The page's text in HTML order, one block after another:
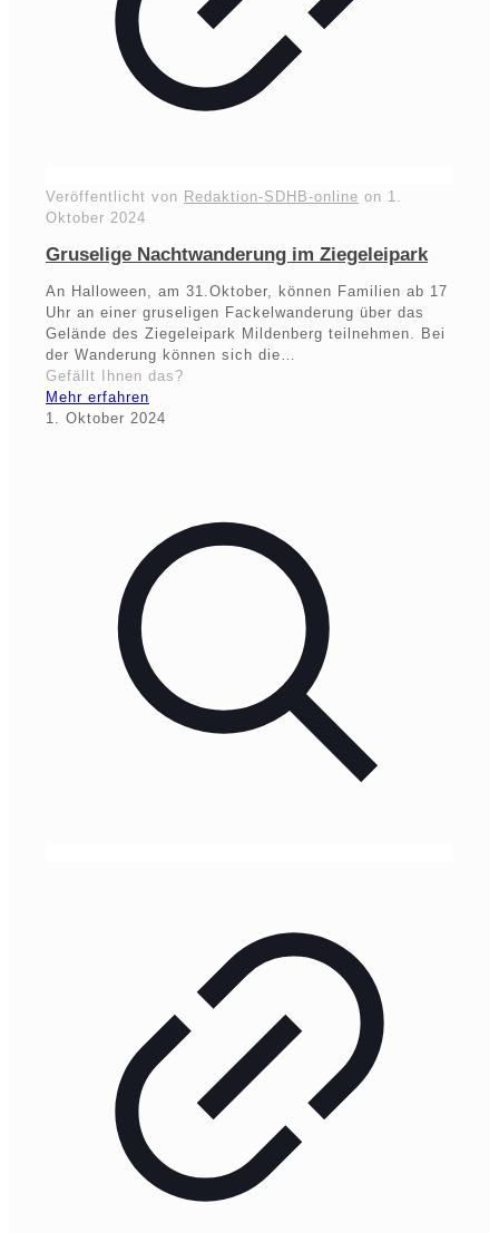
Veröffentlicht von Redaktion-SDHB-online on 1.
Oktober 2024
Gruselige Nachtwanderung im Ziegeleipark
An Halloween, am 31.Oktober, können Familien ab 17
Uhr an einer gruseligen Fackelwanderung über das
Gelände des Ziegeleipark Mildenberg teilnehmen. Bei
der Wanderung können sich die…
Gefällt Ihnen das?
Mehr erfahren
1. Oktober 2024